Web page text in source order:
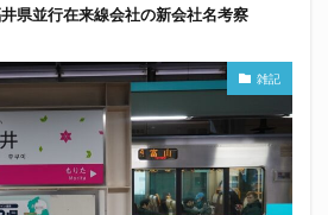
県並行在来線会社の新会社名考察
雑記